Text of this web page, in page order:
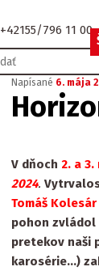
+42155/796 11 00
Napísané 6. mája
V dňoch 2. a 3.
2024.
Tomáš
pohon zvládol
pretekov naši
karosérie…)